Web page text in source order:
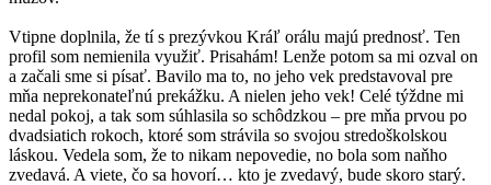
Vtipne doplnila, že tí s prezývkou Kráľ orálu majú prednosť. Ten
profil som nemienila využiť. Prisahám! Lenže potom sa mi ozval on
a začali sme si písať. Bavilo ma to, no jeho vek predstavoval pre
mňa neprekonateľnú prekážku. A nielen jeho vek! Celé týždne mi
nedal pokoj, a tak som súhlasila so schôdzkou – pre mňa prvou po
dvadsiatich rokoch, ktoré som strávila so svojou stredoškolskou
láskou. Vedela som, že to nikam nepovedie, no bola som naňho
zvedavá. A viete, čo sa hovorí… kto je zvedavý, bude skoro starý.